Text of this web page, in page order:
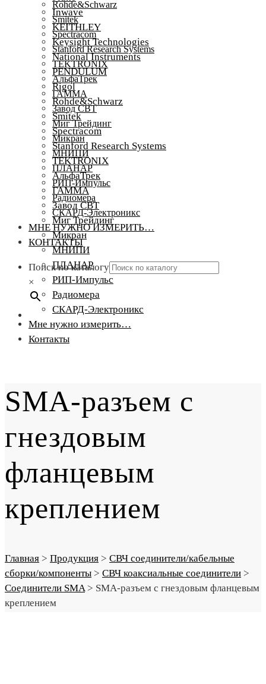
Rohde&Schwarz
Smitek
Spectracom
Stanford Research Systems
TEKTRONIX
АльфаТрек
ГАММА
Завод СВТ
Миг Трейдинг
Микран
МНИПИ
ПЛАНАР
РИП-Импульс
Радиомера
СКАРД-Электроникс
МНЕ НУЖНО ИЗМЕРИТЬ…
КОНТАКТЫ
Поиск по каталогу
×
Inwave
KEITHLEY
Keysight Technologies
National Instruments
PENDULUM
Rigol
Rohde&Schwarz
Smitek
Spectracom
Stanford Research Systems
TEKTRONIX
АльфаТрек
ГАММА
Завод СВТ
Миг Трейдинг
Микран
МНИПИ
ПЛАНАР
РИП-Импульс
Радиомера
СКАРД-Электроникс
Мне нужно измерить…
Контакты
SMA-разъем с
гнездовым
фланцевым
креплением
Главная > Продукция > СВЧ соединители/кабельные
сборки/компоненты > СВЧ коаксиальные соединители >
Соединители SMA > SMA-разъем с гнездовым фланцевым
креплением